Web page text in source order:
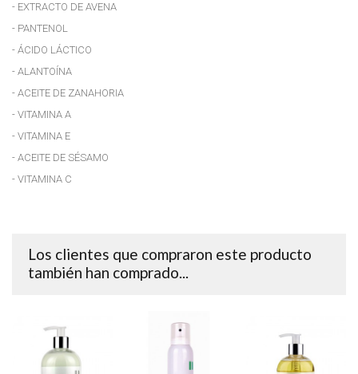
- EXTRACTO DE AVENA
- PANTENOL
- ÁCIDO LÁCTICO
- ALANTOÍNA
- ACEITE DE ZANAHORIA
- VITAMINA A
- VITAMINA E
- ACEITE DE SÉSAMO
- VITAMINA C
Los clientes que compraron este producto
también han comprado...